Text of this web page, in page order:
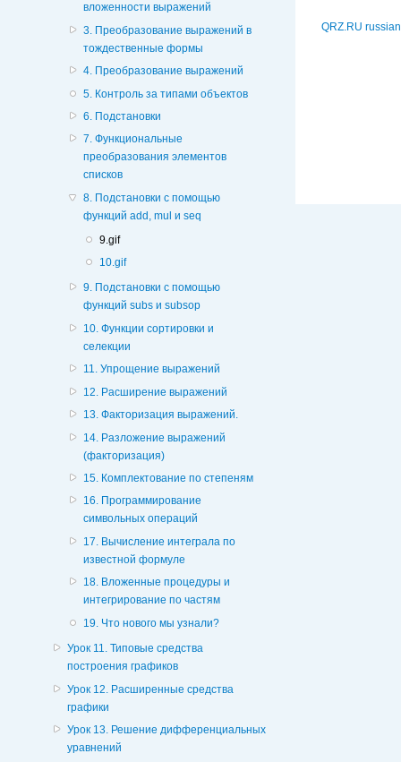
вложенности выражений
3. Преобразование выражений в
тождественные формы
4. Преобразование выражений
5. Контроль за типами объектов
6. Подстановки
7. Функциональные
преобразования элементов
списков
8. Подстановки с помощью
функций add, mul и seq
9.gif
10.gif
9. Подстановки с помощью
функций subs и subsop
10. Функции сортировки и
селекции
11. Упрощение выражений
12. Расширение выражений
13. Факторизация выражений.
14. Разложение выражений
(факторизация)
15. Комплектование по степеням
16. Программирование
символьных операций
17. Вычисление интеграла по
известной формуле
18. Вложенные процедуры и
интегрирование по частям
19. Что нового мы узнали?
Урок 11. Типовые средства
построения графиков
Урок 12. Расширенные средства
графики
Урок 13. Решение дифференциальных
уравнений
QRZ.RU